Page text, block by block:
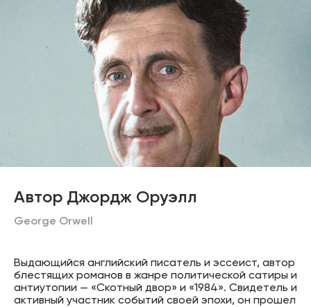
Автор Джордж Оруэлл
George Orwell
Выдающийся английский писатель и эссеист, автор
блестящих романов в жанре политической сатиры и
антиутопии — «Скотный двор» и «1984». Свидетель и
активный участник событий своей эпохи, он прошел